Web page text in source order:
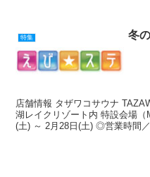
特集 冬
店舗情報 タザワコサウナ
湖レイクリゾート内 特設会場
(土) ～ 2月28日(土) ◎営業時間